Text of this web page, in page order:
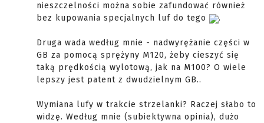
nieszczelności można sobie zafundować również
bez kupowania specjalnych luf do tego
.
Druga wada według mnie - nadwyrężanie części w
GB za pomocą sprężyny M120, żeby cieszyć się
taką prędkością wylotową, jak na M100? O wiele
lepszy jest patent z dwudzielnym GB..
Wymiana lufy w trakcie strzelanki? Raczej słabo to
widzę. Według mnie (subiektywna opinia), dużo